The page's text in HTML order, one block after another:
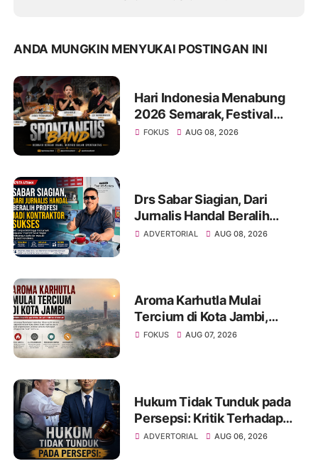
ANDA MUNGKIN MENYUKAI POSTINGAN INI
Hari Indonesia Menabung
2026 Semarak, Festival
Band Pelajar dan Mahasiswa
FOKUS AUG 08, 2026
Drs Sabar Siagian, Dari
Jurnalis Handal Beralih
Profesi Jadi Kontraktor
ADVERTORIAL AUG 08, 2026
Aroma Karhutla Mulai
Tercium di Kota Jambi,
Warga Diminta Waspada
FOKUS AUG 07, 2026
Hukum Tidak Tunduk pada
Persepsi: Kritik Terhadap
Monopoli Kebenaran oleh
ADVERTORIAL AUG 06, 2026